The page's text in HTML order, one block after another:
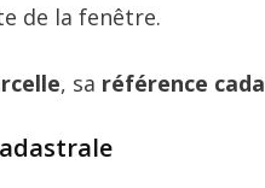
de la fenêtre.
, sa référence